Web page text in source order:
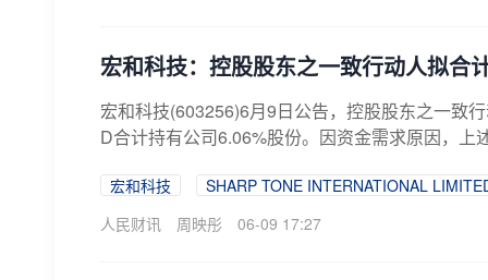
宏和科技：控股股东之一致行动人拟合
宏和科技(603256)6月9日公告，控股股东之一致
D合计持有公司6.06%股份。因资金需求原因，上
宏和科技
SHARP TONE INTERNATIONAL
人民财讯
周映彤 06-09 17:27